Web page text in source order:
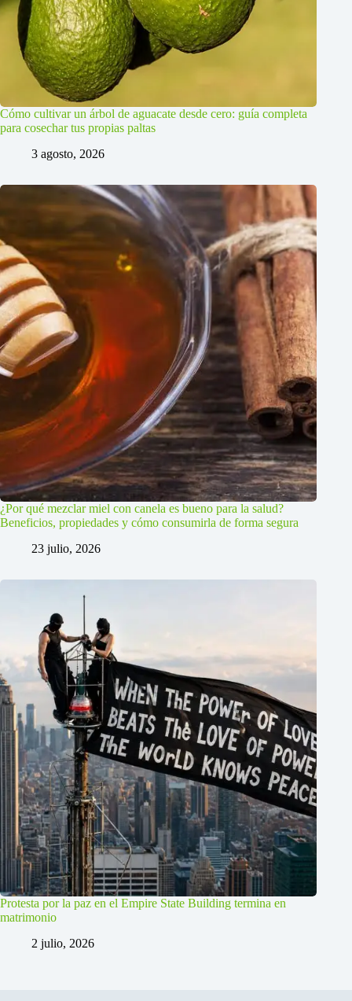
Cómo cultivar un árbol de aguacate desde cero: guía completa
para cosechar tus propias paltas
3 agosto, 2026
¿Por qué mezclar miel con canela es bueno para la salud?
Beneficios, propiedades y cómo consumirla de forma segura
23 julio, 2026
Protesta por la paz en el Empire State Building termina en
matrimonio
2 julio, 2026